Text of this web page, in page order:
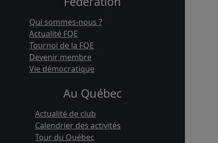
Qui sommes-nous ?
Actualité FQE
Tournoi de la FQE
Devenir membre
Vie démocratique
Au Québec
Actualité de club
Calendrier des activités
Tour du Québec